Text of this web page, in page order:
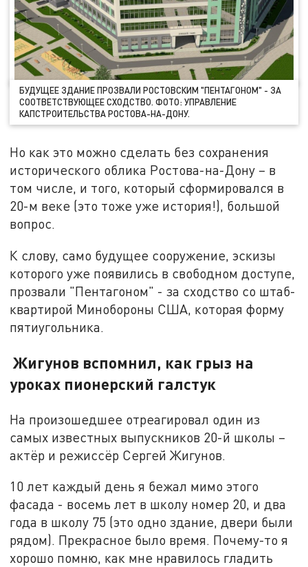
БУДУЩЕЕ ЗДАНИЕ ПРОЗВАЛИ РОСТОВСКИМ "ПЕНТАГОНОМ" - ЗА
СООТВЕТСТВУЮЩЕЕ СХОДСТВО. ФОТО: УПРАВЛЕНИЕ
КАПСТРОИТЕЛЬСТВА РОСТОВА-НА-ДОНУ.
Но как это можно сделать без сохранения
исторического облика Ростова-на-Дону – в
том числе, и того, который сформировался в
20-м веке (это тоже уже история!), большой
вопрос.
К слову, само будущее сооружение, эскизы
которого уже появились в свободном доступе,
прозвали "Пентагоном" - за сходство со штаб-
квартирой Минобороны США, которая форму
пятиугольника.
Жигунов вспомнил, как грыз на
уроках пионерский галстук
На произошедшее отреагировал один из
самых известных выпускников 20-й школы –
актёр и режиссёр Сергей Жигунов.
10 лет каждый день я бежал мимо этого
фасада - восемь лет в школу номер 20, и два
года в школу 75 (это одно здание, двери были
рядом). Прекрасное было время. Почему-то я
хорошо помню, как мне нравилось гладить